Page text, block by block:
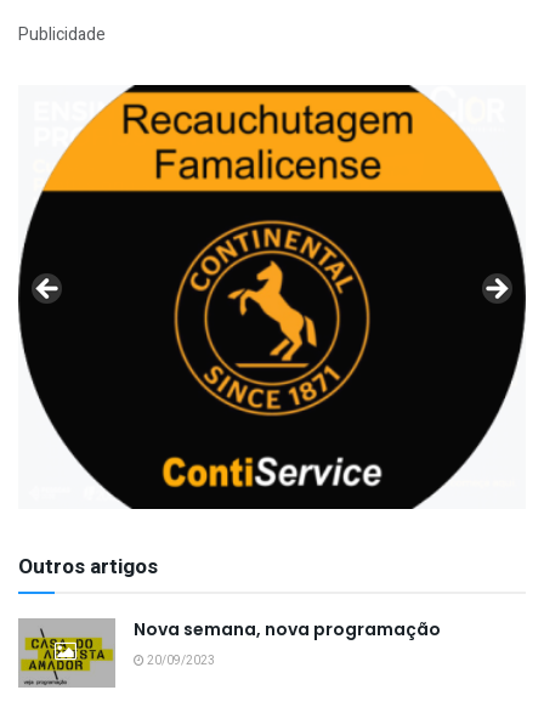
Publicidade
Outros artigos
Nova semana, nova programação
20/09/2023